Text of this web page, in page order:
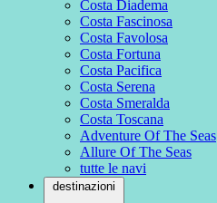
Costa Diadema
Costa Fascinosa
Costa Favolosa
Costa Fortuna
Costa Pacifica
Costa Serena
Costa Smeralda
Costa Toscana
Adventure Of The Seas
Allure Of The Seas
tutte le navi
destinazioni